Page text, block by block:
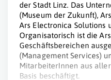
der Stadt Linz. Das
(Museum der Zukunft),
Ars Electronica Solutions
Organisatorisch ist die
Geschäftsbereichen
(Management Services)
MitarbeiterInnen aus
Basis beschäftigt.